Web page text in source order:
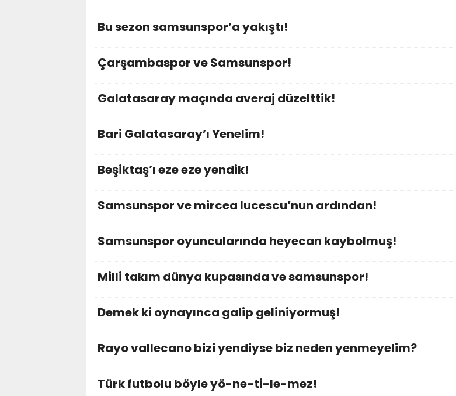
Bu sezon samsunspor’a yakıştı!
Çarşambaspor ve Samsunspor!
Galatasaray maçında averaj düzelttik!
Bari Galatasaray’ı Yenelim!
Beşiktaş’ı eze eze yendik!
Samsunspor ve mircea lucescu’nun ardından!
Samsunspor oyuncularında heyecan kaybolmuş!
Milli takım dünya kupasında ve samsunspor!
Demek ki oynayınca galip geliniyormuş!
Rayo vallecano bizi yendiyse biz neden yenmeyelim?
Türk futbolu böyle yö-ne-ti-le-mez!